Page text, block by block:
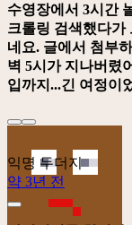
수영장에서 3시간
크롤링 검색했다가
네요. 글에서 첨부
벽 5시가 지나버렸
입까지...긴 여정이
익명 두더지
약 3년 전